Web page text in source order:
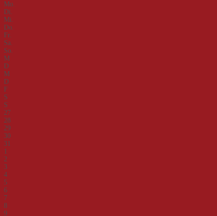
Mo.
Di.
Mi.
Do.
Fr.
Sa.
So.
M
D
M
D
F
S
S
27
28
29
30
31
1
2
3
4
5
6
7
8
9